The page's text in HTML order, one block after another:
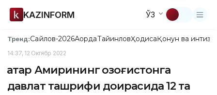
KAZINFORM ЎЗ
Тренд:Сайлов-2026АқордаТайинловҲодисаҚонун ва
14:37, 12 Октябр 2022
Қатар Амирининг Қозоғистонга
давлат ташрифи доирасида 12 та